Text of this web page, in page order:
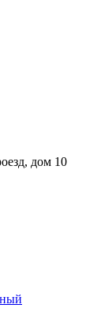
дом 10